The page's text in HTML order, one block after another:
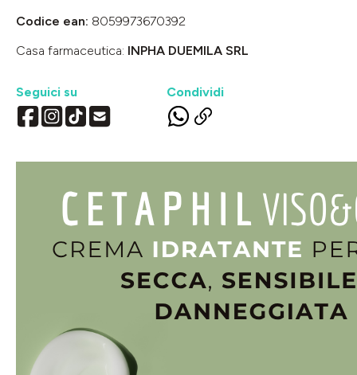
Codice ean: 8059973670392
Casa farmaceutica: INPHA DUEMILA SRL
Seguici su Condividi